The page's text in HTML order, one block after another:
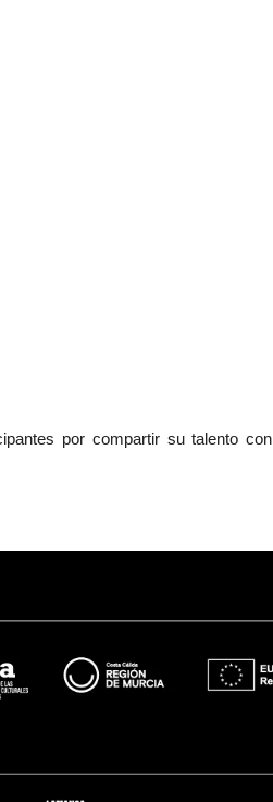
por compartir su talento con